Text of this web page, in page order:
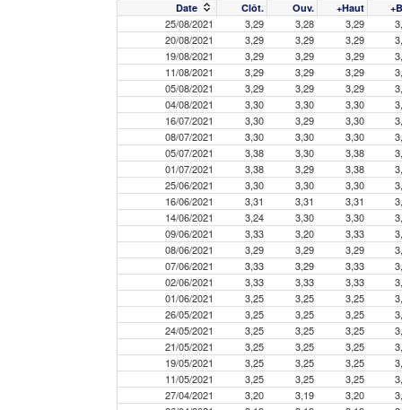
Date Clôt. Ouv. +Haut
25/08/2021 3,29 3,28 3,29
20/08/2021
3,29 3,29 3,29
19/08/2021
3,29 3,29 3,29
11/08/2021
3,29 3,29 3,29
05/08/2021
3,29 3,29 3,29
04/08/2021
3,30 3,30 3,30
16/07/2021
3,30 3,29 3,30
08/07/2021
3,30 3,30 3,30
05/07/2021
3,38 3,30 3,38
01/07/2021
3,38 3,29 3,38
25/06/2021
3,30 3,30 3,30
16/06/2021
3,31 3,31 3,31
14/06/2021
3,24 3,30 3,30
09/06/2021
3,33 3,20 3,33
08/06/2021
3,29 3,29 3,29
07/06/2021
3,33 3,29 3,33
02/06/2021
3,33 3,33 3,33
01/06/2021
3,25 3,25 3,25
26/05/2021
3,25 3,25 3,25
24/05/2021
3,25 3,25 3,25
21/05/2021
3,25 3,25 3,25
19/05/2021
3,25 3,25 3,25
11/05/2021
3,25 3,25 3,25
27/04/2021
3,20 3,19 3,20